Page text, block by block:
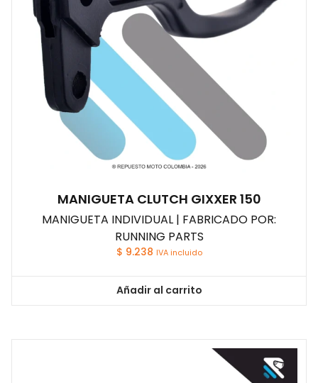
MANIGUETA CLUTCH GIXXER 150
MANIGUETA INDIVIDUAL | FABRICADO POR:
RUNNING PARTS
$ 9.238 IVA incluido
Añadir al carrito